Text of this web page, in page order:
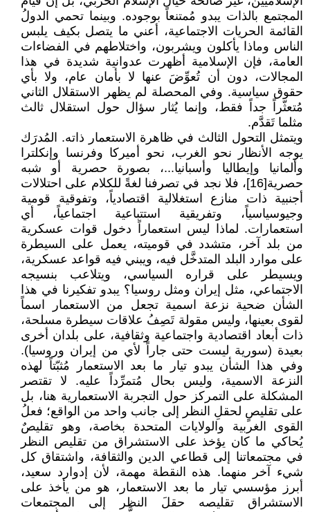
المجتمع بالذات يبدو مُمتنعاً بوجوده. وبينما تحمي الدولُ
القائمة الحريات الاجتماعية، أعني ما يتصل بكيف يلبس
الناس وماذا يأكلون ويشربون، واختلاطهم في الفضاءات
العامة، فإن الإسلامية أظهرت عدوانية شديدة في هذا
المجالات، دون أن تُعوِّضَ عنها لا بأمان عام، ولا بأي
حقوق سياسية. وفي المحصلة لم يظهر الاستقلال الثاني
مُتعثّراً جداً فقط، وإنما يُثار سؤال حول استقلال ثالث
مثلما تَقدَّم.
ويتمثل التحول الثالث في ظاهرة الاستعمار ذاته. المُدرَك
يوجه الأنظار نحو الغرب، نحو أميركا وفرنسا وإنكلترا
وألمانيا وإيطاليا وأسبانيا...، بصورة حصرية أو شبه
حصرية[16]، فلا نجد في تصرفنا لغةً للكلام على احتلالات
أجنبية ذات منازع استغلالية اقتصادياً، وتفوقية قومية
وجيوسياسياً، وتفريقية استتباعية اجتماعياً، أي
استعمارات. لماذا ليس استعماراً دخول قوات عسكرية
من بلد آخر، متشدد في قوميته، يعمل على السيطرة
على موارد البلد المتدخَّل فيه، ويبني فيه قواعد عسكرية،
ويسيطر على قراره السياسي، ويتلاعب بنسيجه
الاجتماعي، مثل إيران ومثل روسيا؟ يبدو تفكيرنا في هذا
الشأن ضحية نزعة اسمية تجعل من الاستعمار اسماً
لقوى بعينها، وليس مقولة تَصِفُ علاقات سيطرة مسلحة،
ذات أبعاد اقتصادية واجتماعية وثقافية، على بلدان أخرى
بعيدة (سورية ليست حتى جاراً لأي من إيران وروسيا).
وفي هذا الشأن يبدو تيار ما بعد الاستعمار مُثبّتاً لهذه
النزعة الاسمية، وليس بحال مُتمرِّداً عليه. لا تقتصر
المشكلة على التمركز حول التجربة الاستعمارية هنا، بل
على تقليصٍ لحقلِ النظر إلى جانب واحد من الواقع؛ فعلُ
القوى الغربية والولايات المتحدة بخاصة، وهو تقليصٌ
يُحاكي ما كان يؤخذ على الاستشراق من تقليص النظر
في مجتمعاتنا إلى قطاعي الدين والثقافة، واشتقاق كل
شيء آخر منهما. هذه النقطة مهمة، لأن إدوارد سعيد،
أبرز مؤسسي تيار ما بعد الاستعمار، هو من يأخذ على
الاستشراق تقليصه حقلَ النظر إلى المجتمعات